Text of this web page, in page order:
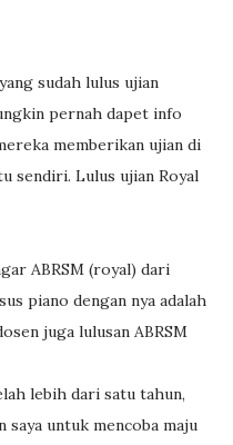
sudah lulus ujian
pernah dapet info
memberikan ujian di
sendiri. Lulus ujian Royal
ABRSM (royal) dari
piano dengan nya adalah
juga lulusan ABRSM
lebih dari satu tahun,
untuk mencoba maju